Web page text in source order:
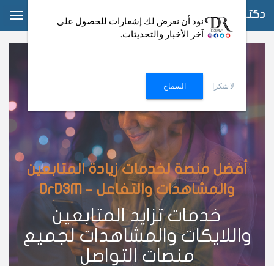
دكتور دعم
أفضل منصة لخدمات زيادة المتابعين
والمشاهدات والتفاعل – DrD3M
خدمات تزايد المتابعين
واللايكات والمشاهدات لجميع
منصات التواصل
نود أن نعرض لك إشعارات للحصول على
آخر الأخبار والتحديثات.
لا شكرا السماح